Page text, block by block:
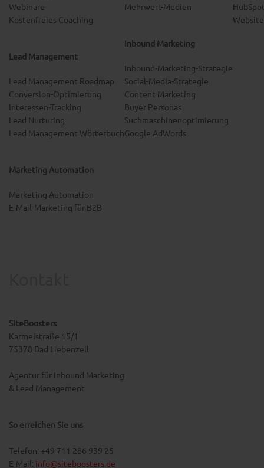
Webinare
Kostenfreies Coaching
Lead Management
Lead Management Roadmap
Conversion-Optimierung
Interessen-Tracking
Lead Nurturing
Lead Management Wörterbuch
Marketing Automation
Marketing Automation
E-Mail-Marketing für B2B
Mehrwert-Medien
Inbound Marketing
Inbound-Marketing-Strategie
Social-Media-Strategie
Content Marketing
Buyer Personas
Suchmaschinenoptimierung
Google AdWords
SiteBoosters
Karmelstraße 15/1
75378 Bad Liebenzell
Agentur für Inbound Marketing
& Lead Management
So erreichen Sie uns
Telefon: +49 711 286 939 25
E-Mail: info@siteboosters.de